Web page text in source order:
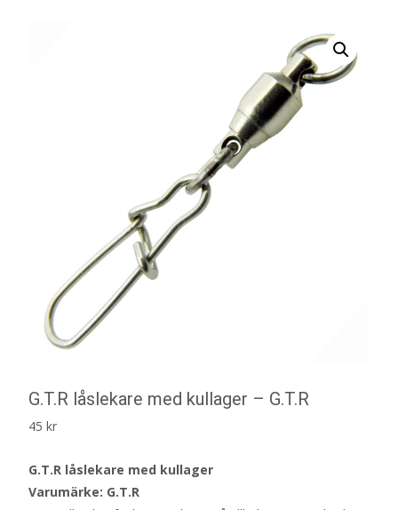
G.T.R låslekare med kullager – G.T.R
45 kr
G.T.R låslekare med kullager
Varumärke: G.T.R